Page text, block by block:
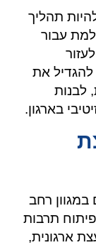
להיות תהליך
עבור
את
לבנות
בארגון.
במגוון רחב
תרבות
ארגונית,